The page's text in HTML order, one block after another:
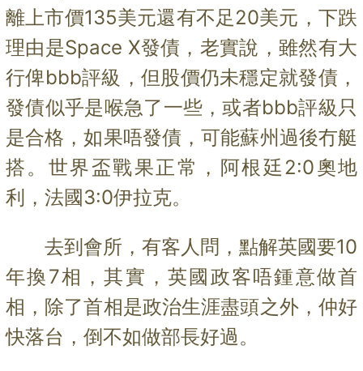
離上市價135美元還有不足20美元，下跌
理由是Space X發債，老實說，雖然有大
行俾bbb評級，但股價仍未穩定就發債，
發債似乎是喉急了一些，或者bbb評級只
是合格，如果唔發債，可能蘇州過後冇艇
搭。世界盃戰果正常，阿根廷2:0奧地
利，法國3:0伊拉克。
去到會所，有客人問，點解英國要10
年換7相，其實，英國政客唔鍾意做首
相，除了首相是政治生涯盡頭之外， 仲好
快落台，倒不如做部長好過。